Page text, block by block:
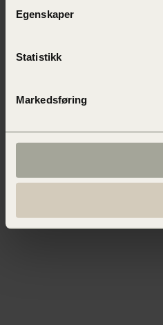
Egenskaper
Statistikk
Markedsføring